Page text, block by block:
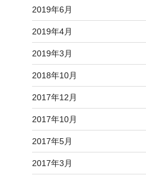
2019年6月
2019年4月
2019年3月
2018年10月
2017年12月
2017年10月
2017年5月
2017年3月